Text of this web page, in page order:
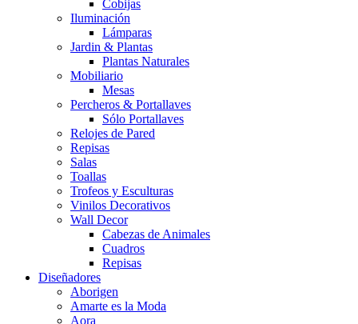
Cobijas
Iluminación
Lámparas
Jardin & Plantas
Plantas Naturales
Mobiliario
Mesas
Percheros & Portallaves
Sólo Portallaves
Relojes de Pared
Repisas
Salas
Toallas
Trofeos y Esculturas
Vinilos Decorativos
Wall Decor
Cabezas de Animales
Cuadros
Repisas
Diseñadores
Aborigen
Amarte es la Moda
Aora